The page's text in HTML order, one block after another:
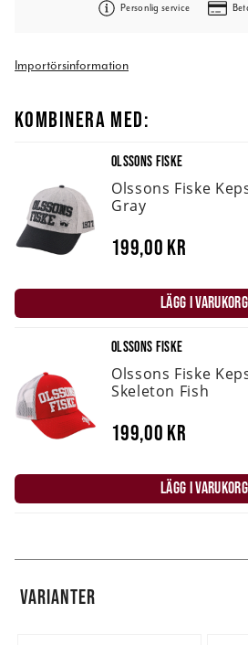
Personlig service
Importörsinformation
KOMBINERA MED:
OLSSONS FISKE
Olssons Fiske
Gray
199,00 kr
LÄGG I VARUKORG
OLSSONS FISKE
Olssons Fiske
Skeleton Fish
199,00 kr
LÄGG I VARUKORG
VARIANTER